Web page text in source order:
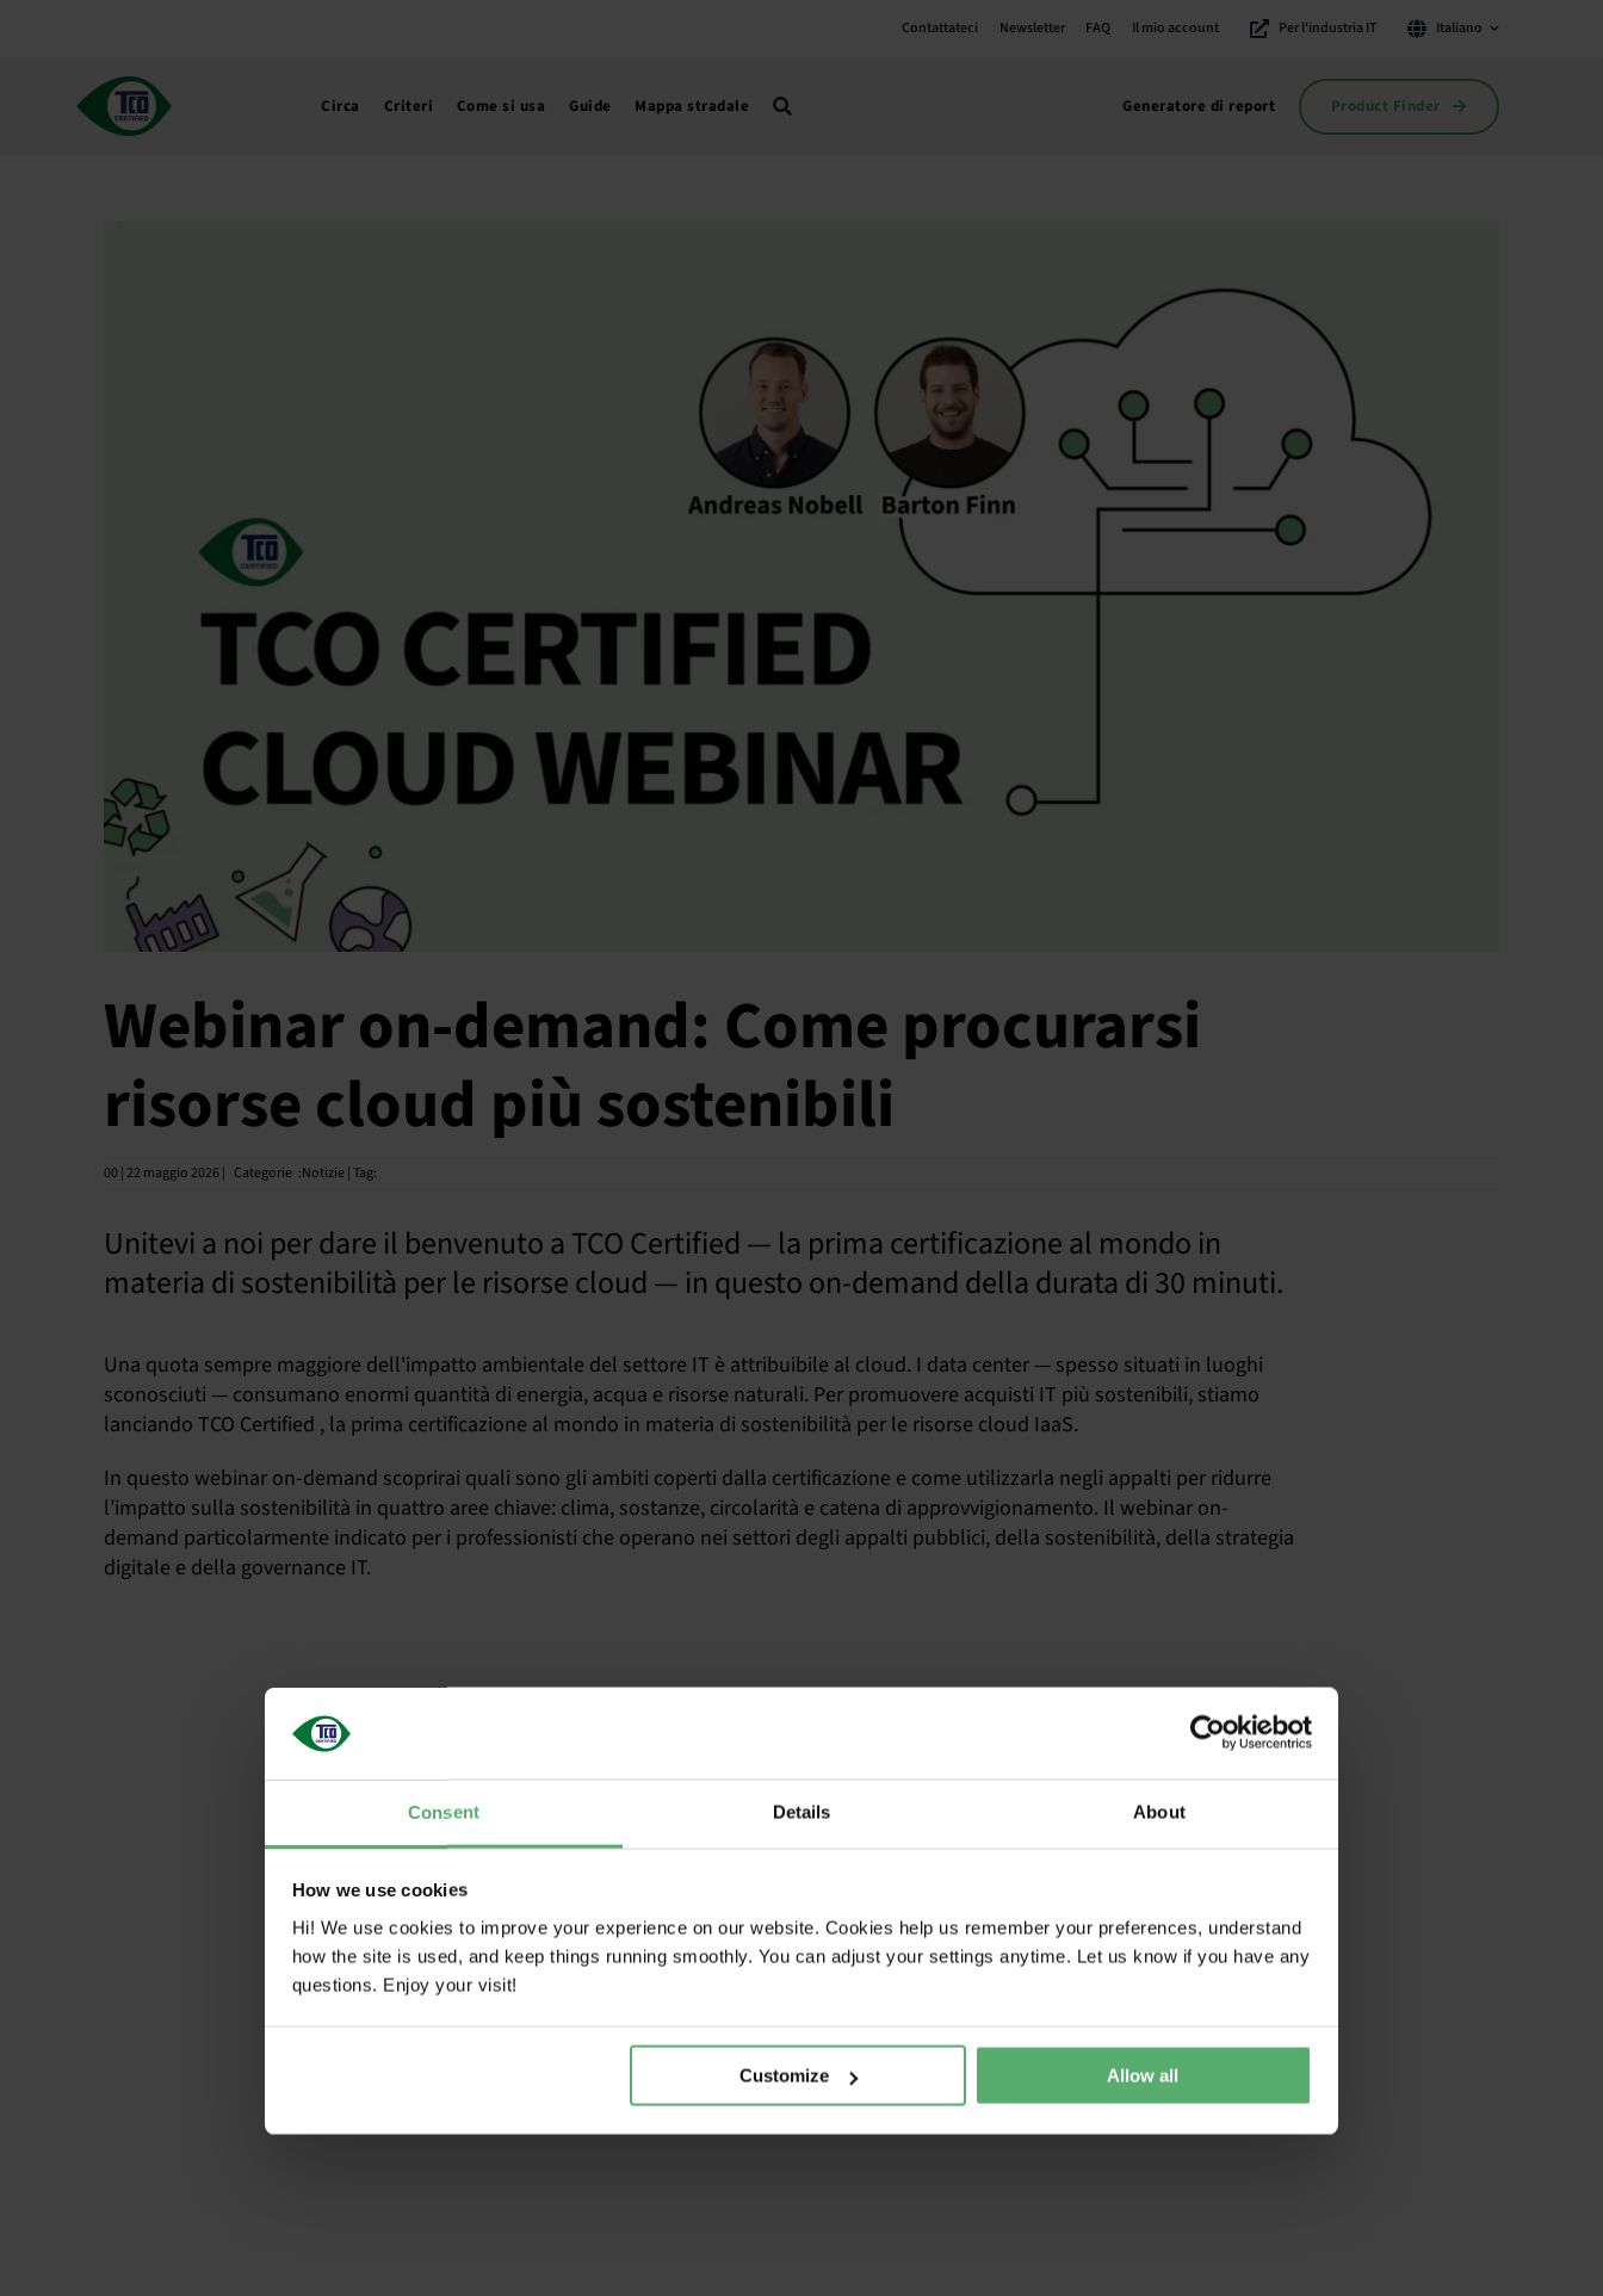
Consent Details About
How we use cookies
Hi! We use cookies to improve your experience on our website. Cookies help us remember your preferences, understand
how the site is used, and keep things running smoothly. You can adjust your settings anytime. Let us know if you have any
questions. Enjoy your visit!
Customize Allow all
Contattateci Newsletter FAQ Il mio account Per l'industria IT Italiano
Circa Criteri Come si usa Guide Mappa stradale Generatore di report Product Finder
Webinar on-demand: Come procurarsi
risorse cloud più sostenibili
00 | 22 maggio 2026 | Categorie :Notizie | Tag:
Unitevi a noi per dare il benvenuto a TCO Certified — la prima certificazione al mondo in
materia di sostenibilità per le risorse cloud — in questo on-demand della durata di 30 minuti.
Una quota sempre maggiore dell'impatto ambientale del settore IT è attribuibile al cloud. I data center — spesso situati in luoghi
sconosciuti — consumano enormi quantità di energia, acqua e risorse naturali. Per promuovere acquisti IT più sostenibili, stiamo
lanciando TCO Certified , la prima certificazione al mondo in materia di sostenibilità per le risorse cloud IaaS.
In questo webinar on-demand scoprirai quali sono gli ambiti coperti dalla certificazione e come utilizzarla negli appalti per ridurre
l’impatto sulla sostenibilità in quattro aree chiave: clima, sostanze, circolarità e catena di approvvigionamento. Il webinar on-
demand particolarmente indicato per i professionisti che operano nei settori degli appalti pubblici, della sostenibilità, della strategia
digitale e della governance IT.